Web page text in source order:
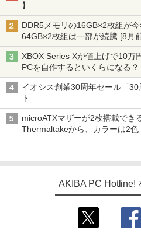
】
DDR5メモリの16GB×2枚組が
64GB×2枚組は一部が続騰 [8月
XBOX Series Xが値上げで10万
PCを自作するといくらになる
ーム』】
イオシス創業30周年セール「
ト
microATXマザーが2枚搭載でき
Thermaltakeから、カラーは2色
AKIBA PC Hotline!